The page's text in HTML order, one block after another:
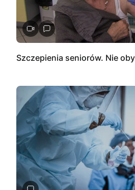
Szczepienia seniorów. Nie